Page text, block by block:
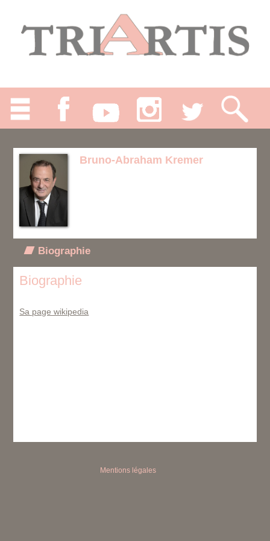
Bruno-Abraham Kremer
Biographie
Biographie
Sa page wikipedia
Mentions légales